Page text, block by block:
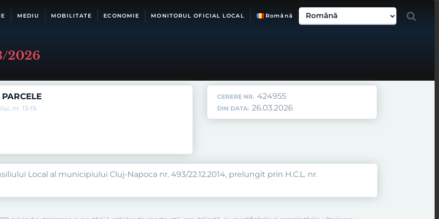
MEDIU MOBILITATE ECONOMIE MONITORUL OFICIAL LOCAL Română
2026
nr. 13-15
CERERE NR. 424955
DIN DATA: 26.03.2026
Local al municipiului Cluj-Napoca nr. 493/22.12.2014, prelungit prin H.C.L. nr.